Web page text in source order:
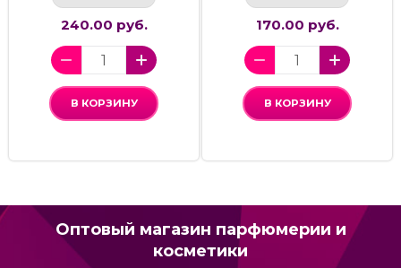
240.00 руб.
В КОРЗИНУ
170.00 руб.
В КОРЗИНУ
Оптовый магазин парфюмерии и
косметики